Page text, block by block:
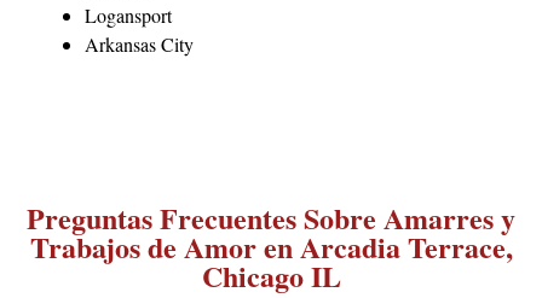
Logansport
Arkansas City
Preguntas Frecuentes Sobre Amarres y
Trabajos de Amor en Arcadia Terrace,
Chicago IL